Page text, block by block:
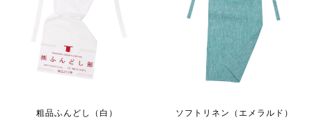
粗品ふんどし（白）
ソフトリネン（エメラルド）